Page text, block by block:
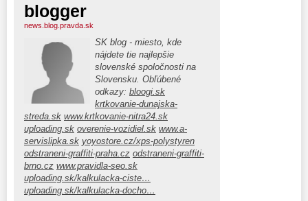
blogger
news.blog.pravda.sk
SK blog - miesto, kde
nájdete tie najlepšie
slovenské spoločnosti na
Slovensku. Obľúbené
odkazy: bloogi.sk
krtkovanie-dunajska-
streda.sk www.krtkovanie-nitra24.sk
uploading.sk overenie-vozidiel.sk www.a-
servislipka.sk yoyostore.cz/xps-polystyren
odstraneni-graffiti-praha.cz odstraneni-graffiti-
brno.cz www.pravidla-seo.sk
uploading.sk/kalkulacka-ciste…
uploading.sk/kalkulacka-docho…